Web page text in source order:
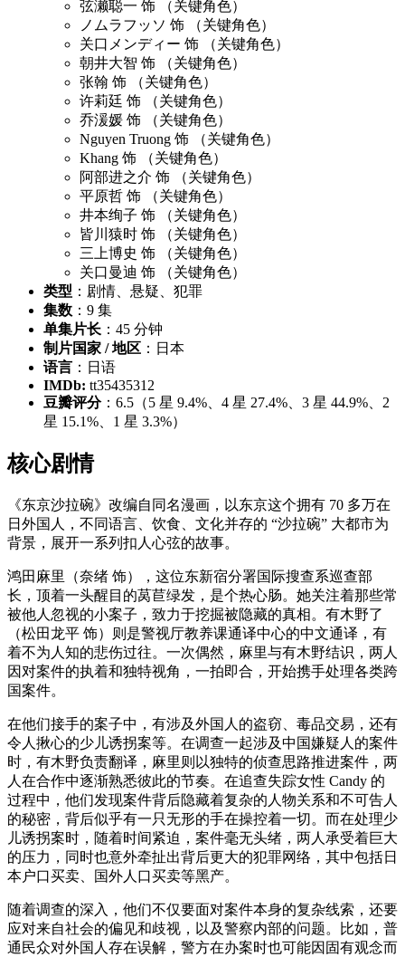
弦濑聪一 饰 （关键角色）
ノムラフッソ 饰 （关键角色）
关口メンディー 饰 （关键角色）
朝井大智 饰 （关键角色）
张翰 饰 （关键角色）
许莉廷 饰 （关键角色）
乔湲媛 饰 （关键角色）
Nguyen Truong 饰 （关键角色）
Khang 饰 （关键角色）
阿部进之介 饰 （关键角色）
平原哲 饰 （关键角色）
井本绚子 饰 （关键角色）
皆川猿时 饰 （关键角色）
三上博史 饰 （关键角色）
关口曼迪 饰 （关键角色）
类型 ：剧情、悬疑、犯罪
集数 ：9 集
单集片长 ：45 分钟
制片国家 / 地区 ：日本
语言 ：日语
IMDb: tt35435312
豆瓣评分：6.5（5 星 9.4%、4 星 27.4%、3 星 44.9%、2
星 15.1%、1 星 3.3%）
核心剧情
《东京沙拉碗》改编自同名漫画，以东京这个拥有 70 多万在
日外国人，不同语言、饮食、文化并存的 “沙拉碗” 大都市为
背景，展开一系列扣人心弦的故事。
鸿田麻里（奈绪 饰），这位东新宿分署国际搜查系巡查部
长，顶着一头醒目的莴苣绿发，是个热心肠。她关注着那些常
被他人忽视的小案子，致力于挖掘被隐藏的真相。有木野了
（松田龙平 饰）则是警视厅教养课通译中心的中文通译，有
着不为人知的悲伤过往。一次偶然，麻里与有木野结识，两人
因对案件的执着和独特视角，一拍即合，开始携手处理各类跨
国案件。
在他们接手的案子中，有涉及外国人的盗窃、毒品交易，还有
令人揪心的少儿诱拐案等。在调查一起涉及中国嫌疑人的案件
时，有木野负责翻译，麻里则以独特的侦查思路推进案件，两
人在合作中逐渐熟悉彼此的节奏。在追查失踪女性 Candy 的
过程中，他们发现案件背后隐藏着复杂的人物关系和不可告人
的秘密，背后似乎有一只无形的手在操控着一切。而在处理少
儿诱拐案时，随着时间紧迫，案件毫无头绪，两人承受着巨大
的压力，同时也意外牵扯出背后更大的犯罪网络，其中包括日
本户口买卖、国外人口买卖等黑产。
随着调查的深入，他们不仅要面对案件本身的复杂线索，还要
应对来自社会的偏见和歧视，以及警察内部的问题。比如，普
通民众对外国人存在误解，警方在办案时也可能因固有观念而